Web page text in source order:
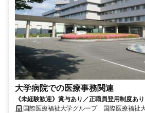
大学病院での医療事務関連
《未経験歓迎》賞与あり／正職員登用制度あ
考実施中
国際医療福祉大学グループ 国際医療福祉